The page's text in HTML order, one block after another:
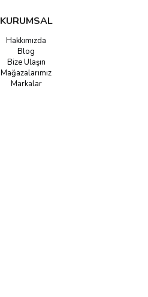
KURUMSAL
Hakkımızda
Blog
Bize Ulaşın
Mağazalarımız
Markalar